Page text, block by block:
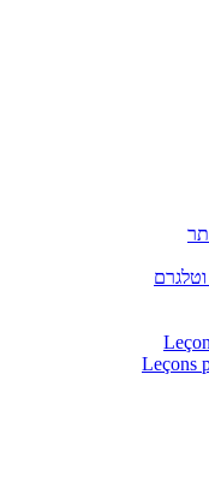
Leçons